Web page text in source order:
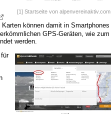
[1] Startseite von alpenvereinaktiv.com
können damit in Smartphones
GPS-Geräten, wie zum
werden.